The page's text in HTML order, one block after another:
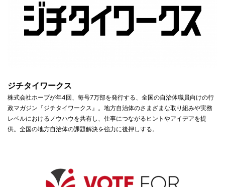
ジチタイワークス
株式会社ホープが年4回、毎号7万部を発行する、全国の自治体職員向けの行
政マガジン『ジチタイワークス』。地方自治体のさまざまな取り組みや実務
レベルにおけるノウハウを共有し、仕事につながるヒントやアイデアを提
供。全国の地方自治体の課題解決を強力に後押しする。